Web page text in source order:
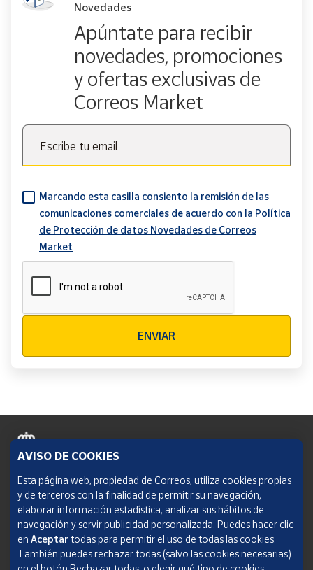
Novedades
Apúntate para recibir
novedades, promociones
y ofertas exclusivas de
Correos Market
Escribe tu email
Marcando esta casilla consiento la remisión de las
comunicaciones comerciales de acuerdo con la Política
de Protección de datos Novedades de Correos
Market
ENVIAR
Política de cookies
Aviso legal
Condiciones del servicio
Política de Privacidad Web
AVISO DE COOKIES
Esta página web, propiedad de Correos, utiliza cookies propias
y de terceros con la finalidad de permitir su navegación,
elaborar información estadística, analizar sus hábitos de
navegación y servir publicidad personalizada. Puedes hacer clic
en Aceptar todas para permitir el uso de todas las cookies.
También puedes rechazar todas (salvo las cookies necesarias)